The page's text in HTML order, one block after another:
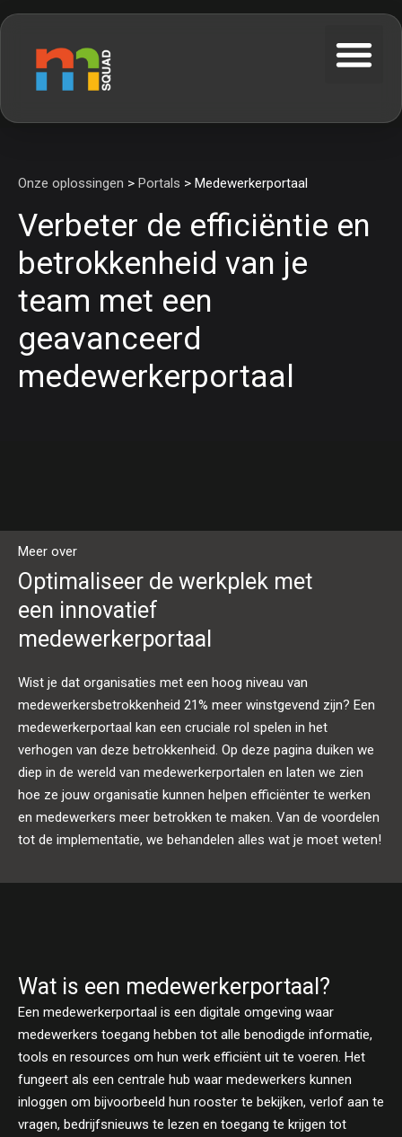
Onze oplossingen > Portals > Medewerkerportaal
Verbeter de efficiëntie en
betrokkenheid van je
team met een
geavanceerd
medewerkerportaal
Meer over
Optimaliseer de werkplek met
een innovatief
medewerkerportaal
Wist je dat organisaties met een hoog niveau van
medewerkersbetrokkenheid 21% meer winstgevend zijn? Een
medewerkerportaal kan een cruciale rol spelen in het
verhogen van deze betrokkenheid. Op deze pagina duiken we
diep in de wereld van medewerkerportalen en laten we zien
hoe ze jouw organisatie kunnen helpen efficiënter te werken
en medewerkers meer betrokken te maken. Van de voordelen
tot de implementatie, we behandelen alles wat je moet weten!
Wat is een medewerkerportaal?
Een medewerkerportaal is een digitale omgeving waar
medewerkers toegang hebben tot alle benodigde informatie,
tools en resources om hun werk efficiënt uit te voeren. Het
fungeert als een centrale hub waar medewerkers kunnen
inloggen om bijvoorbeeld hun rooster te bekijken, verlof aan te
vragen, bedrijfsnieuws te lezen en toegang te krijgen tot